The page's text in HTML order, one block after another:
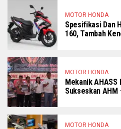
MOTOR HONDA
Spesifikasi Dan
160, Tambah
MOTOR HONDA
Mekanik AHASS
Sukseskan AHM
MOTOR HONDA